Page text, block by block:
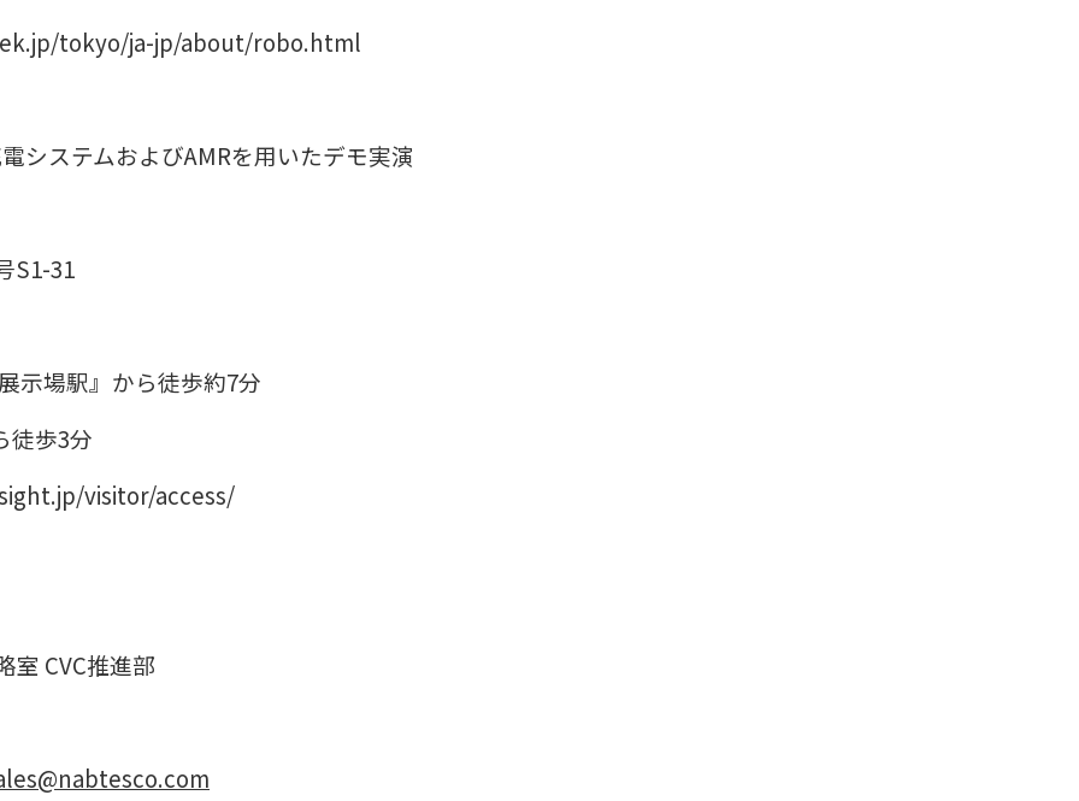
tokyo/ja-jp/about/robo.html
テムおよびAMRを用いたデモ実演
S1-31
示場駅』から徒歩約7分
徒歩3分
access/
推進部